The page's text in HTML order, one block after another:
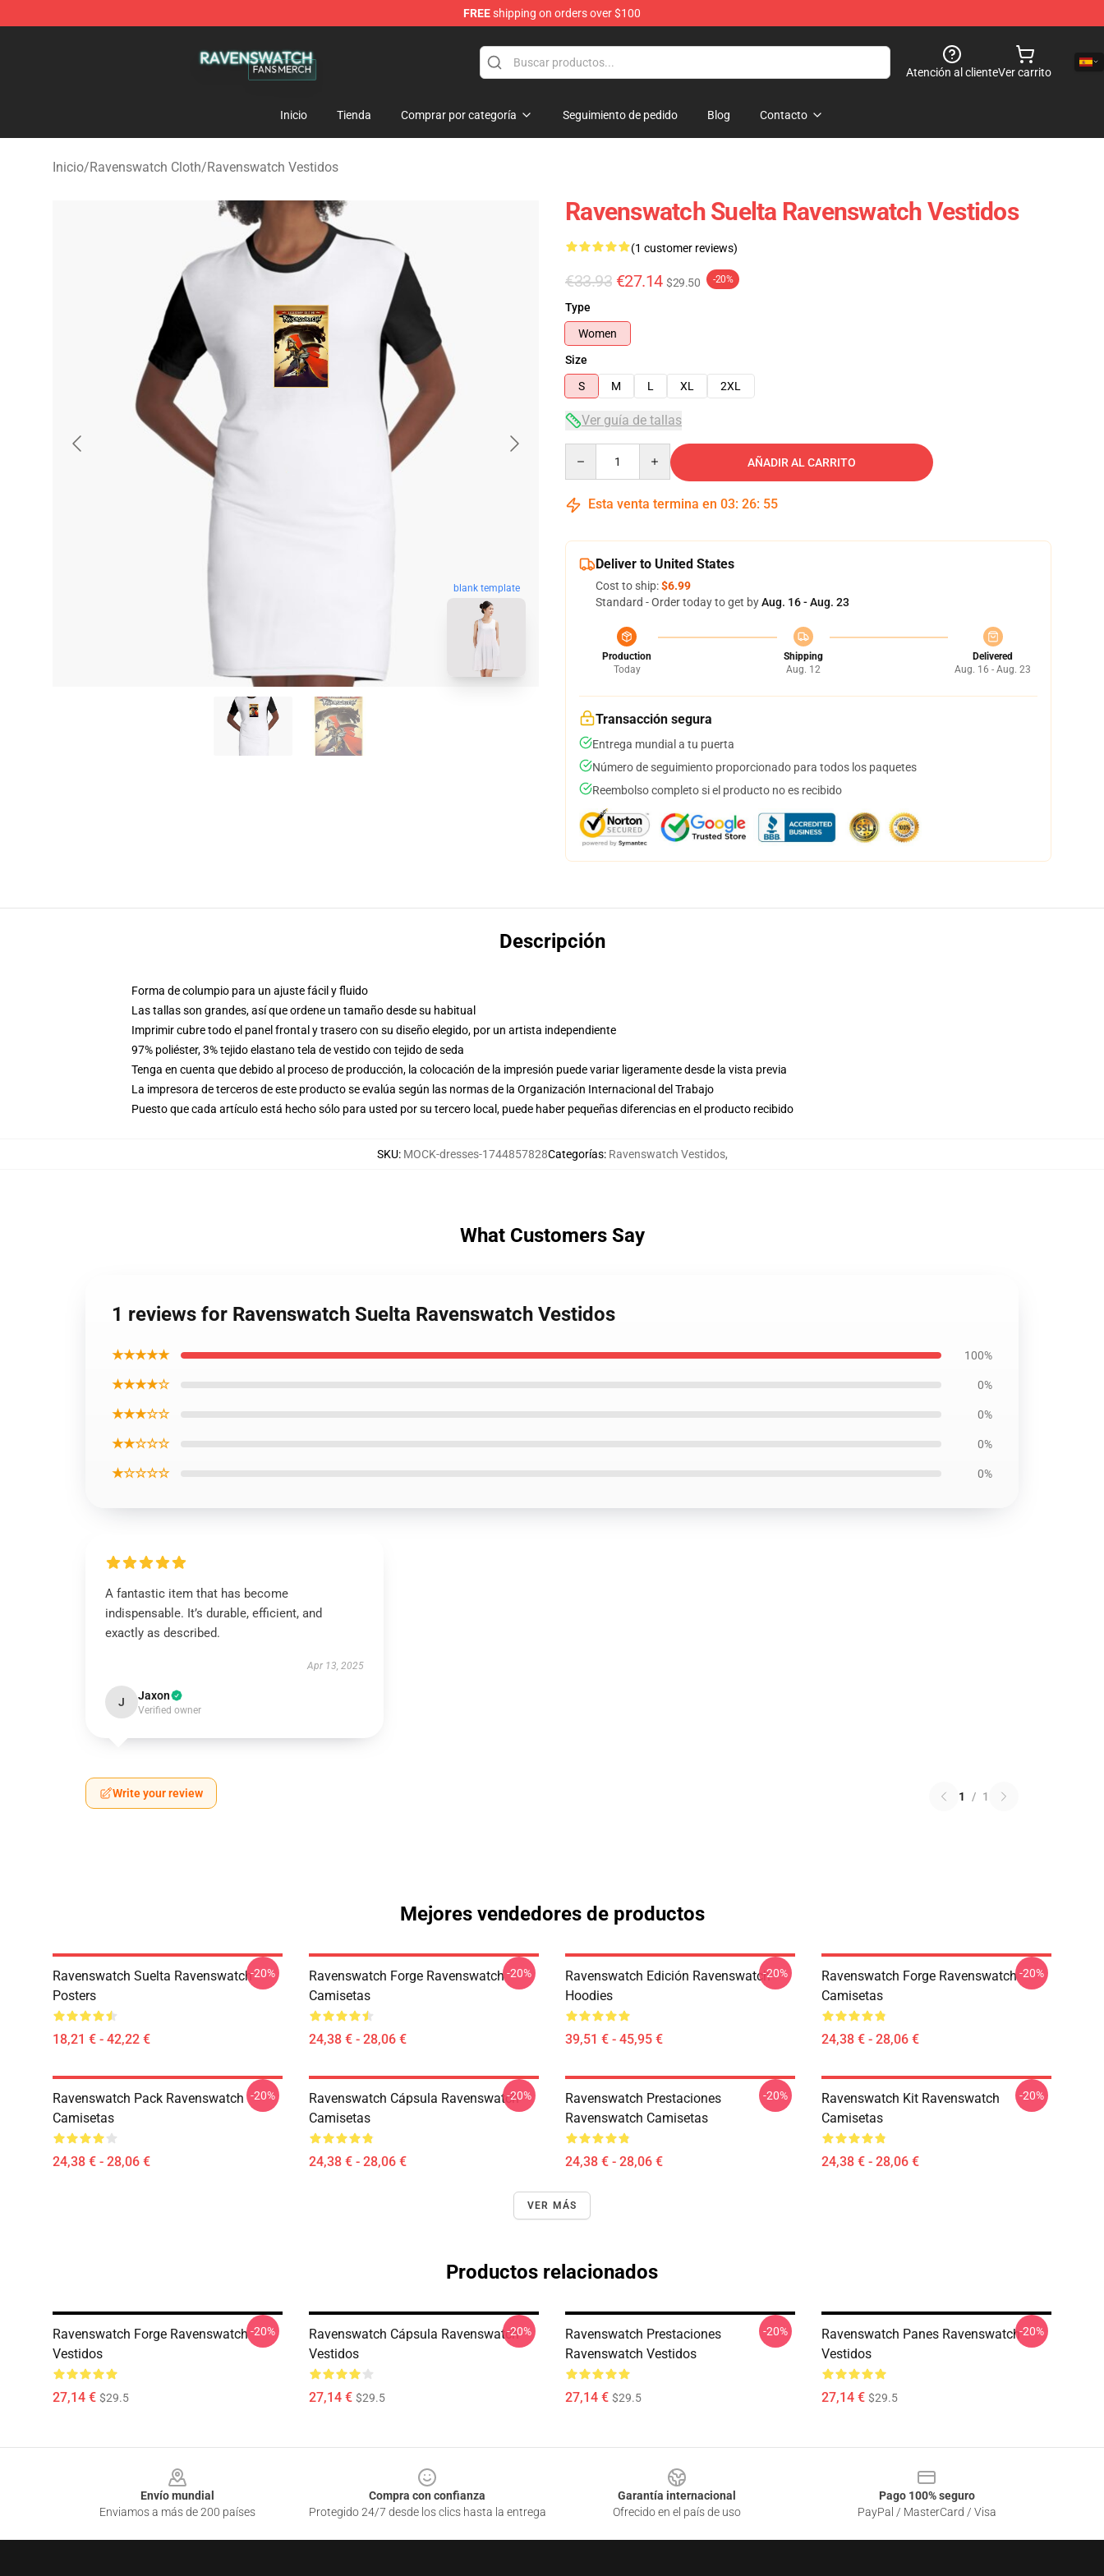
FREEshipping on orders over $100
Atención al clienteVer carrito
Inicio Tienda Comprar por categoría Seguimiento de pedido Blog Contacto
Inicio/Ravenswatch Cloth/Ravenswatch Vestidos
blank template
Ravenswatch Suelta Ravenswatch Vestidos
(1 customer reviews)
€33.93 €27.14 $29.50 -20%
Type
Women
Size
S
M L XL 2XL
Ver guía de tallas
AÑADIR AL CARRITO
Esta venta termina en 03: 26: 54
Deliver to United States
Cost to ship:$6.99
Standard - Order today to get byAug. 16 - Aug. 23
Production
Today
Shipping
Aug. 12
Delivered
Aug. 16 - Aug. 23
Transacción segura
Entrega mundial a tu puerta
Número de seguimiento proporcionado para todos los paquetes
Reembolso completo si el producto no es recibido
Descripción
Forma de columpio para un ajuste fácil y fluido
Las tallas son grandes, así que ordene un tamaño desde su habitual
Imprimir cubre todo el panel frontal y trasero con su diseño elegido, por un artista independiente
97% poliéster, 3% tejido elastano tela de vestido con tejido de seda
Tenga en cuenta que debido al proceso de producción, la colocación de la impresión puede variar ligeramente desde la vista previa
La impresora de terceros de este producto se evalúa según las normas de la Organización Internacional del Trabajo
Puesto que cada artículo está hecho sólo para usted por su tercero local, puede haber pequeñas diferencias en el producto recibido
SKU: MOCK-dresses-1744857828Categorías: Ravenswatch Vestidos,
What Customers Say
1 reviews for Ravenswatch Suelta Ravenswatch Vestidos
★★★★★ 100%
★★★★☆ 0%
★★★☆☆ 0%
★★☆☆☆ 0%
★☆☆☆☆ 0%
A fantastic item that has become
indispensable. It’s durable, efficient, and
exactly as described.
Apr 13, 2025
J Jaxon
Verified owner
Write your review 1 / 1
Mejores vendedores de productos
Ravenswatch Suelta Ravenswatch
Posters
18,21 € - 42,22 €
-20%
Ravenswatch Forge Ravenswatch
Camisetas
24,38 € - 28,06 €
-20%
Ravenswatch Edición Ravenswatch
Hoodies
39,51 € - 45,95 €
-20%
Ravenswatch Forge Ravenswatch
Camisetas
24,38 € - 28,06 €
-20%
Ravenswatch Pack Ravenswatch
Camisetas
24,38 € - 28,06 €
-20%
Ravenswatch Cápsula Ravenswatch
Camisetas
24,38 € - 28,06 €
-20%
Ravenswatch Prestaciones
Ravenswatch Camisetas
24,38 € - 28,06 €
-20%
Ravenswatch Kit Ravenswatch
Camisetas
24,38 € - 28,06 €
-20%
VER MÁS
Productos relacionados
Ravenswatch Forge Ravenswatch
Vestidos
27,14 € $29.5
-20%
Ravenswatch Cápsula Ravenswatch
Vestidos
27,14 € $29.5
-20%
Ravenswatch Prestaciones
Ravenswatch Vestidos
27,14 € $29.5
-20%
Ravenswatch Panes Ravenswatch
Vestidos
27,14 € $29.5
-20%
Envío mundial
Enviamos a más de 200 países
Compra con confianza
Protegido 24/7 desde los clics hasta la entrega
Garantía internacional
Ofrecido en el país de uso
Pago 100% seguro
PayPal / MasterCard / Visa